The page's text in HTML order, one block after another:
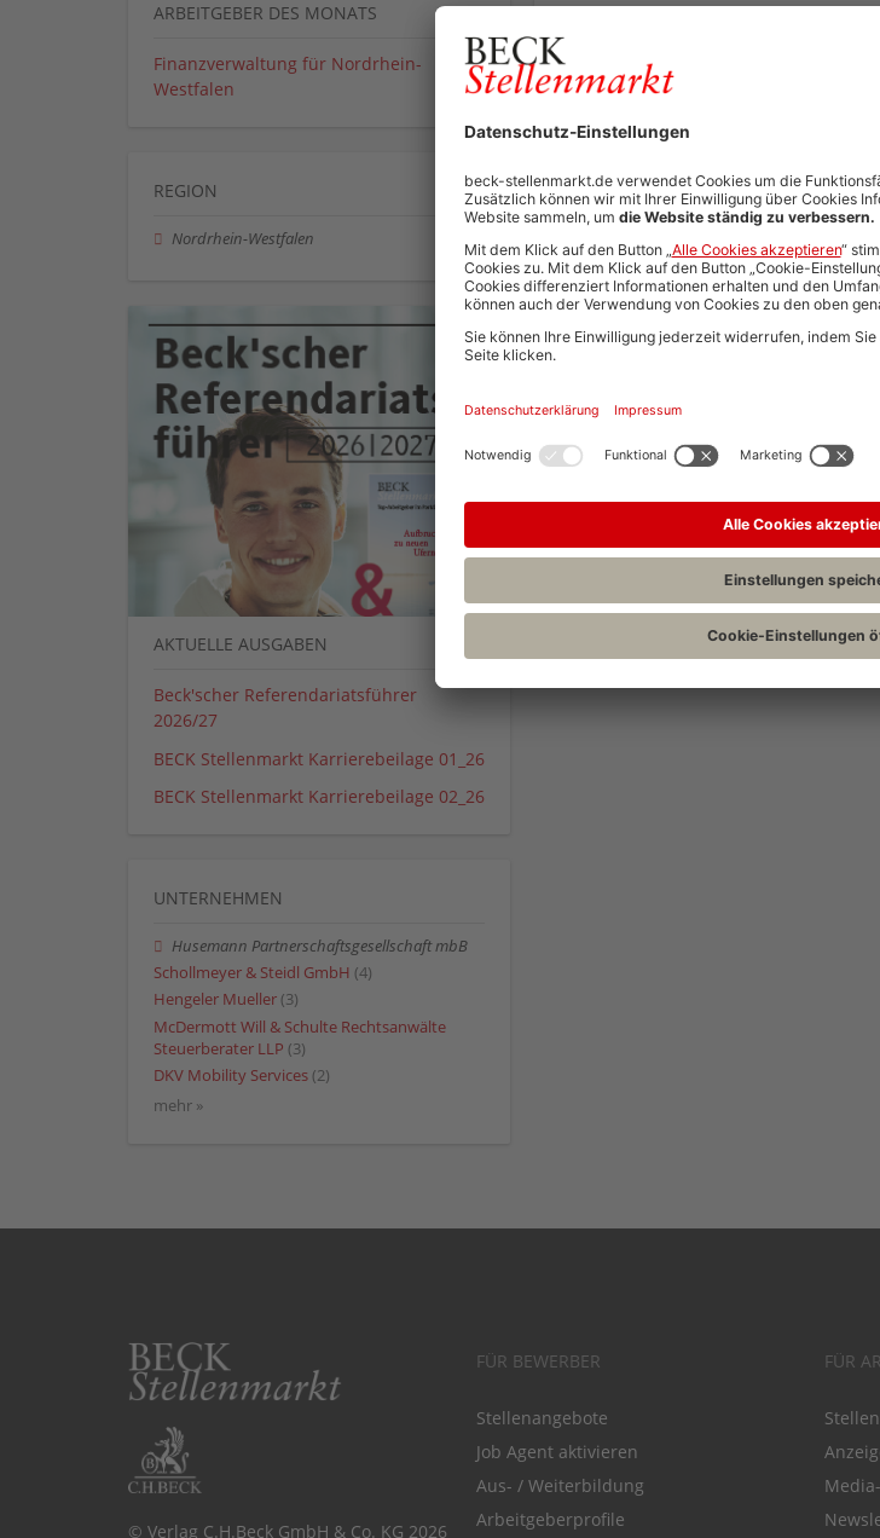
Automatisch neue Jobs und
ARBEITGEBER DES MONATS
Finanzverwaltung für Nordrhein-
Westfalen
REGION
Nordrhein-Westfalen
AKTUELLE AUSGABEN
Beck'scher Referendariatsführer
2026/27
BECK Stellenmarkt Karrierebeilage 01_26
BECK Stellenmarkt Karrierebeilage 02_26
UNTERNEHMEN
Husemann Partnerschaftsgesellschaft mbB
Schollmeyer & Steidl GmbH (4)
Hengeler Mueller (3)
McDermott Will & Schulte Rechtsanwälte
Steuerberater LLP (3)
DKV Mobility Services (2)
mehr »
© Verlag C.H.Beck GmbH & Co. KG 2026
FÜR BEWERBER
Stellenangebote
Job Agent aktivieren
Aus- / Weiterbildung
Arbeitgeberprofile
FÜR